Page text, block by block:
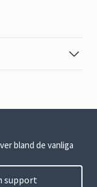
bland de vanliga
support